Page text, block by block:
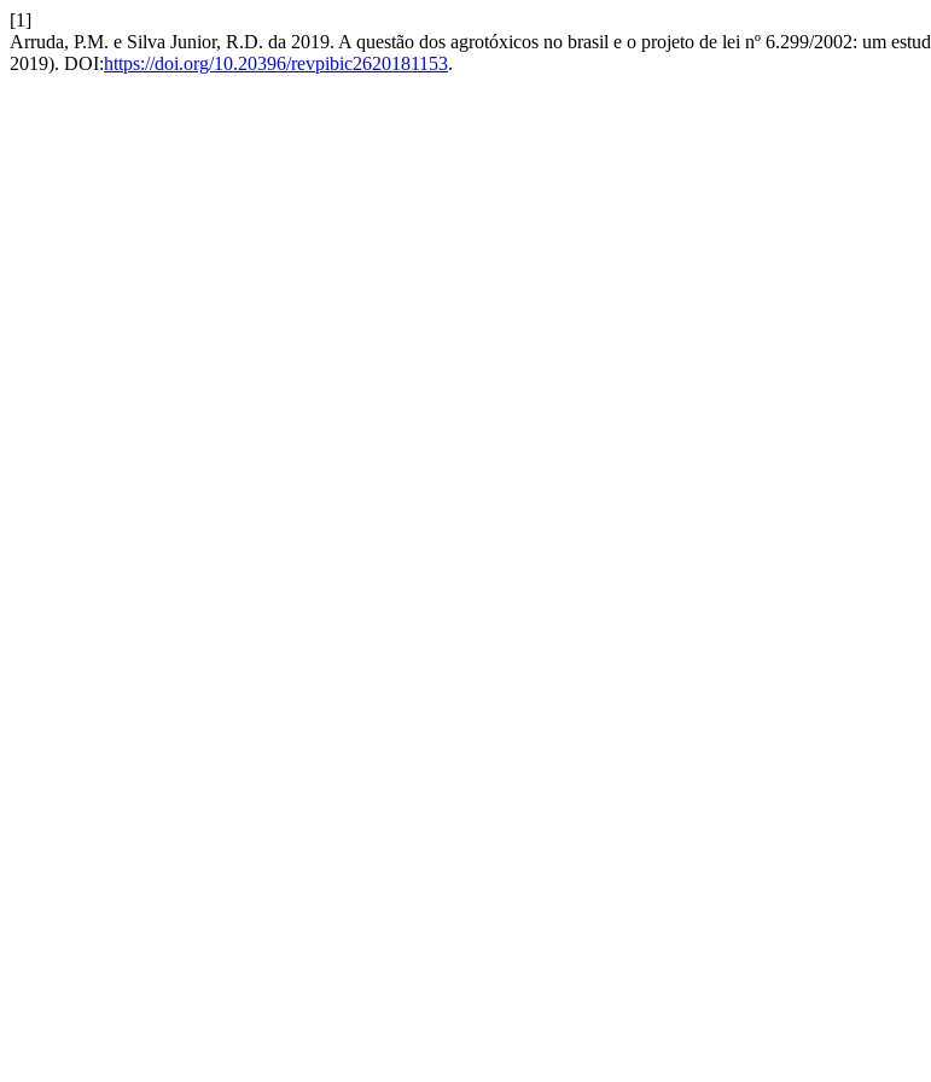
[1]
Arruda, P.M. e Silva Junior, R.D. da 2019. A questão dos agrotóxicos no brasil e o projeto de lei nº 6.299/2002: um
2019). DOI:https://doi.org/10.20396/revpibic2620181153.